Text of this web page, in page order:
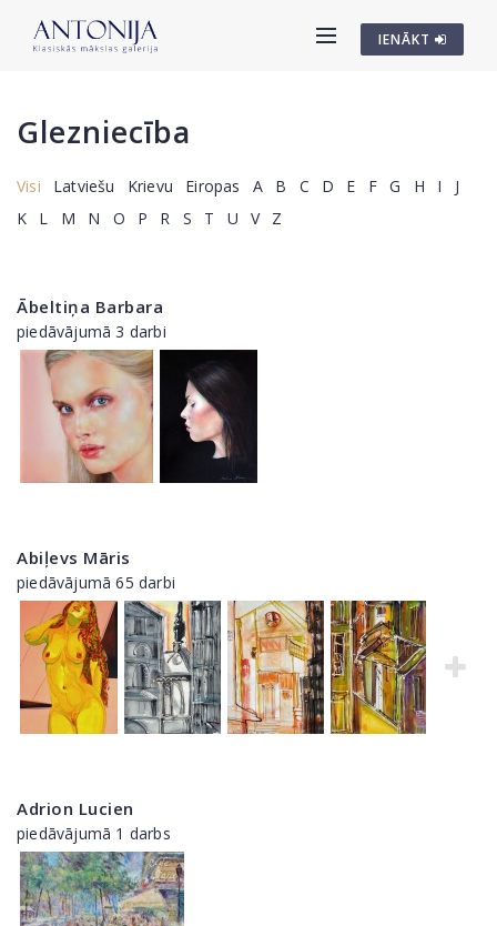
IENĀKT
Glezniecība
Visi Latviešu Krievu Eiropas A B C D E F G H I
J
K
L M N O P R S T U V Z
Ābeltiņa Barbara
piedāvājumā 3 darbi
Abiļevs Māris
piedāvājumā 65 darbi
Adrion Lucien
piedāvājumā 1 darbs